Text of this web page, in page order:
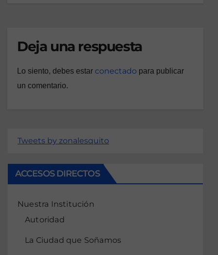
Deja una respuesta
Lo siento, debes estar conectado para publicar
un comentario.
Tweets by zonalesquito
ACCESOS DIRECTOS
Nuestra Institución
Autoridad
La Ciudad que Soñamos